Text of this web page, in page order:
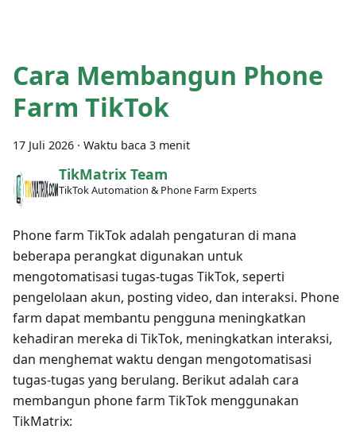
Cara Membangun Phone
Farm TikTok
17 Juli 2026 · Waktu baca 3 menit
TikMatrix Team
TikTok Automation & Phone Farm Experts
Phone farm TikTok adalah pengaturan di mana
beberapa perangkat digunakan untuk
mengotomatisasi tugas-tugas TikTok, seperti
pengelolaan akun, posting video, dan interaksi. Phone
farm dapat membantu pengguna meningkatkan
kehadiran mereka di TikTok, meningkatkan interaksi,
dan menghemat waktu dengan mengotomatisasi
tugas-tugas yang berulang. Berikut adalah cara
membangun phone farm TikTok menggunakan
TikMatrix: